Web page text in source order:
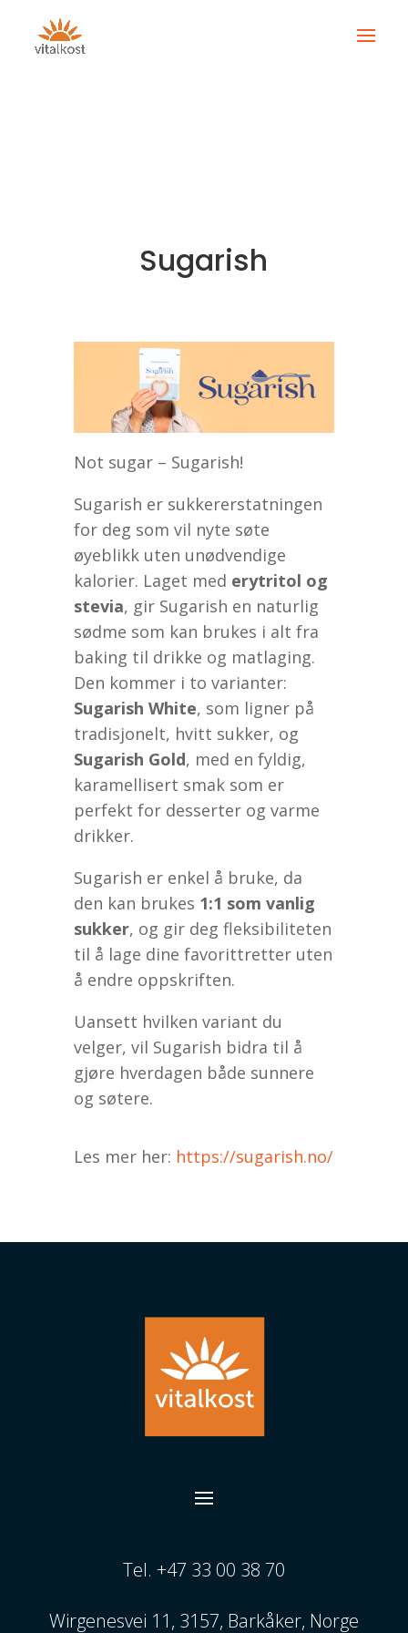
Sugarish
Not sugar – Sugarish!
Sugarish er sukkererstatningen
for deg som vil nyte søte
øyeblikk uten unødvendige
kalorier. Laget med erytritol og
stevia, gir Sugarish en naturlig
sødme som kan brukes i alt fra
baking til drikke og matlaging.
Den kommer i to varianter:
Sugarish White, som ligner på
tradisjonelt, hvitt sukker, og
Sugarish Gold, med en fyldig,
karamellisert smak som er
perfekt for desserter og varme
drikker.
Sugarish er enkel å bruke, da
den kan brukes 1:1 som vanlig
sukker​, og gir deg fleksibiliteten
til å lage dine favorittretter uten
å endre oppskriften.
Uansett hvilken variant du
velger, vil Sugarish bidra til å
gjøre hverdagen både sunnere
og søtere.
Les mer her: https://sugarish.no/
Tel. +47 33 00 38 70
Wirgenesvei 11, 3157, Barkåker, Norge